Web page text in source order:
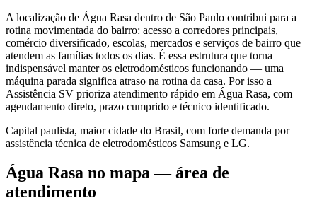
A localização de Água Rasa dentro de São Paulo contribui para a
rotina movimentada do bairro: acesso a corredores principais,
comércio diversificado, escolas, mercados e serviços de bairro que
atendem as famílias todos os dias. É essa estrutura que torna
indispensável manter os eletrodomésticos funcionando — uma
máquina parada significa atraso na rotina da casa. Por isso a
Assistência SV prioriza atendimento rápido em Água Rasa, com
agendamento direto, prazo cumprido e técnico identificado.
Capital paulista, maior cidade do Brasil, com forte demanda por
assistência técnica de eletrodomésticos Samsung e LG.
Água Rasa no mapa — área de
atendimento